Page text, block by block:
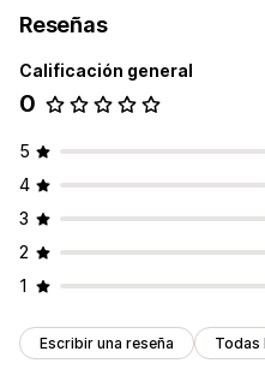
Procesamiento de lote
Actualizaciones de estado
Gestión de inventario
Reseñas
Calificación general
0
5
4
3
2
1
Escribir una reseña Todas